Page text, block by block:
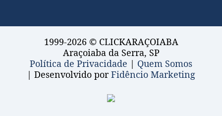
1999-2026 © CLICKARAÇOIABA
Araçoiaba da Serra, SP
Política de Privacidade | Quem Somos
| Desenvolvido porFidêncio Marketing